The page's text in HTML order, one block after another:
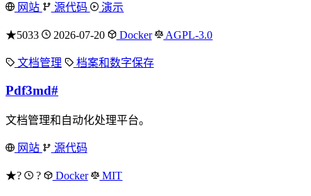
网站 源代码 演示
★5033 2026-07-20 Docker AGPL-3.0
文档管理 档案和数字保存
Pdf3md#
文档管理和自动化处理平台。
网站 源代码
★? ? Docker MIT